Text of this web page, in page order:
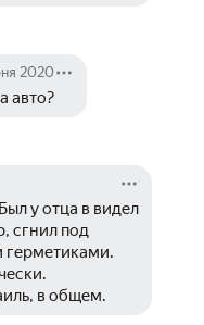
2020
авто?
у отца в видел
сгнил под
герметиками.
в общем.